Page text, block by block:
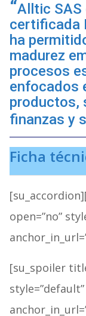
Alltic SAS
certificada
ha
madurez
procesos
enfocados
productos,
finanzas y
Ficha
open=”no”
[su_spoiler